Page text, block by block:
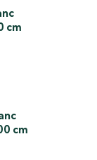
cm
cm